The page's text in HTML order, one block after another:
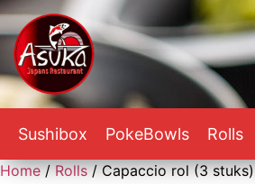
Sushibox PokeBowls Rolls
Home/Rolls/ Capaccio rol (3 stuks)